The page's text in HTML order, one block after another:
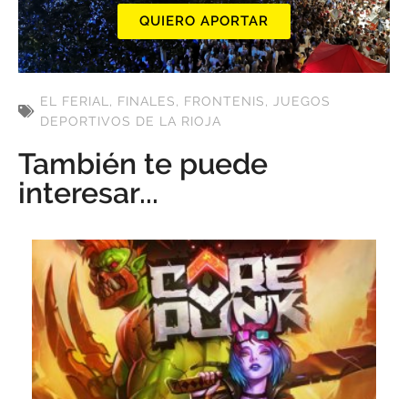
QUIERO APORTAR
EL FERIAL, FINALES, FRONTENIS, JUEGOS
DEPORTIVOS DE LA RIOJA
También te puede
interesar...